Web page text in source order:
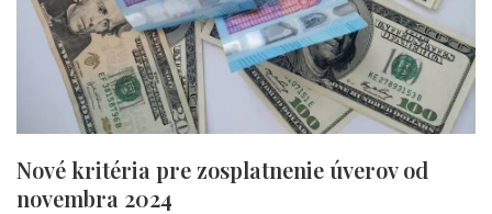
Nové kritéria pre zosplatnenie úverov od
novembra 2024